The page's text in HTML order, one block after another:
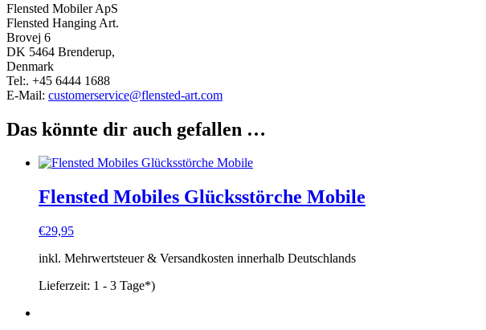
Flensted Mobiler ApS
Flensted Hanging Art.
Brovej 6
DK 5464 Brenderup,
Denmark
Tel:. +45 6444 1688
E-Mail: customerservice@flensted-art.com
Das könnte dir auch gefallen …
Flensted Mobiles Glücksstörche Mobile
€29,95
inkl. Mehrwertsteuer & Versandkosten innerhalb Deutschlands
Lieferzeit: 1 - 3 Tage*)